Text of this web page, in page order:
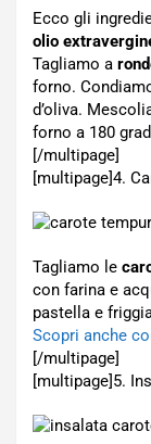
Ecco gli
olio
Tagliamo a
forno.
d’oliva.
forno a 180
[/multipage]
[multipage]4.
Tagliamo le
con farina e
pastella e
Scopri anche
[/multipage]
[multipage]5.